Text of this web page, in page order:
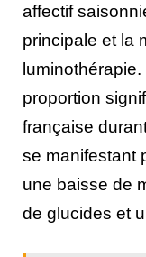
affectif
principale et la
proportion
française
se manifestant
une baisse de
de glucides et